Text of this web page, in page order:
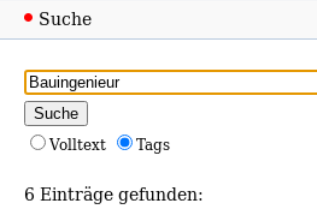
Suche
Volltext Tags
6 Einträge gefunden: